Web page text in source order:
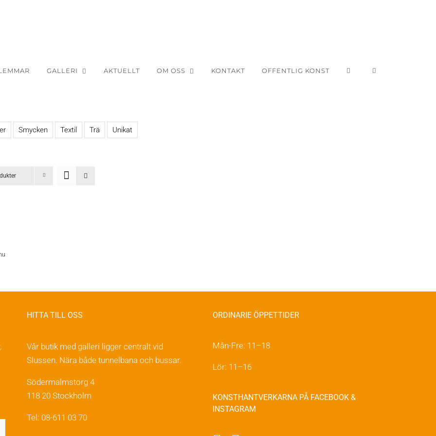
GALLERI AKTUELLT OM OSS KONTAKT OFFENTLIG KONST
Smycken Textil Trä Unikat
HITTA TILL OSS
Vår butik med galleri ligger centralt vid
Slussen. Nära både tunnelbana och bussar.
Södermalmstorg 4
118 20 Stockholm
Tel: 08-611 03 70
ORDINARIE ÖPPETTIDER
Mån-Fre: 11–18
Lör: 11–16
KONSTHANTVERKARNA PÅ FACEBOOK &
INSTAGRAM